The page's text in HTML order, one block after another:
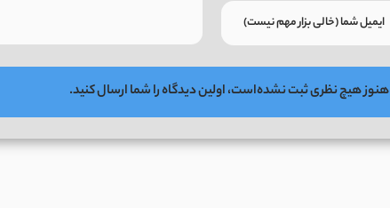
هنوز هیچ نظری ثبت نشده‌است، اولین دیدگاه را شما ارسال کنید.